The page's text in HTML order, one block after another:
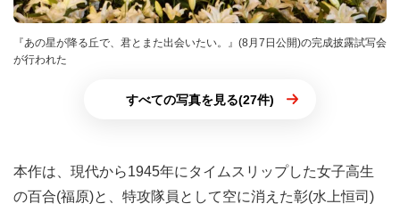
『あの星が降る丘で、君とまた出会いたい。』(8月7日公開)の完成披露試写会
が行われた
すべての写真を見る(27件)
本作は、現代から1945年にタイムスリップした女子高生
の百合(福原)と、特攻隊員として空に消えた彰(水上恒司)